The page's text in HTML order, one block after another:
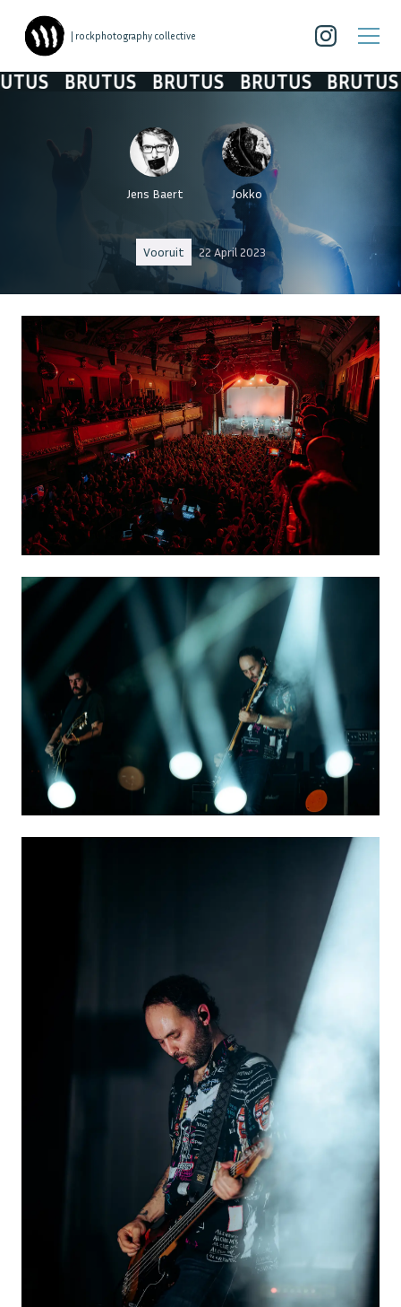
| rockphotography collective
BRUTUS BRUTUS BRUTUS BRUTUS
Jens Baert Jokko
Vooruit 22 April 2023